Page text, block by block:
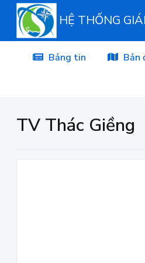
HỆ THỐNG
Bảng tin Bản
TV Thác Giềng